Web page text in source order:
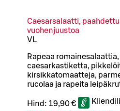
Caesarsalaatti,
vuohenjuustoa
VL
Rapeaa romainesalaattia,
caesarkastiketta,
kirsikkatomaatteja,
rucolaa ja rapeita
Hind: 19,90 €